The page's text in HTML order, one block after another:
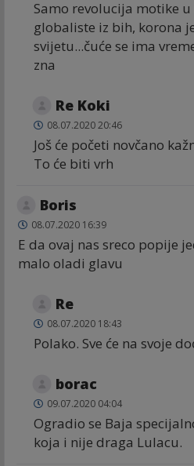
Samo revolucija motike
globaliste iz bih, korona
svijetu...čuće se ima
zna
Re Koki
08.07.2020 20:46
Još će početi novčano
To će biti vrh
Boris
08.07.2020 16:39
E da ovaj nas sreco popije
malo oladi glavu
Re
08.07.2020 18:43
Polako. Sve će na svoje
borac
09.07.2020 04:04
Ogradio se Baja
koja i nije draga Lulacu.